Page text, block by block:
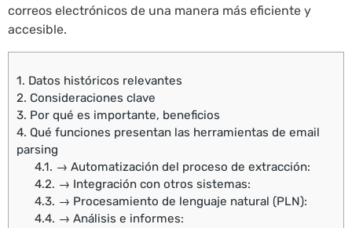
correos electrónicos de una manera más eficiente y
accesible.
1. Datos históricos relevantes
2. Consideraciones clave
3. Por qué es importante, beneficios
4. Qué funciones presentan las herramientas de email
parsing
4.1. → Automatización del proceso de extracción:
4.2. → Integración con otros sistemas:
4.3. → Procesamiento de lenguaje natural (PLN):
4.4. → Análisis e informes: